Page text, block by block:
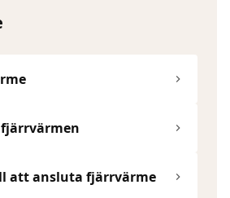
att ansluta fjärrvärme